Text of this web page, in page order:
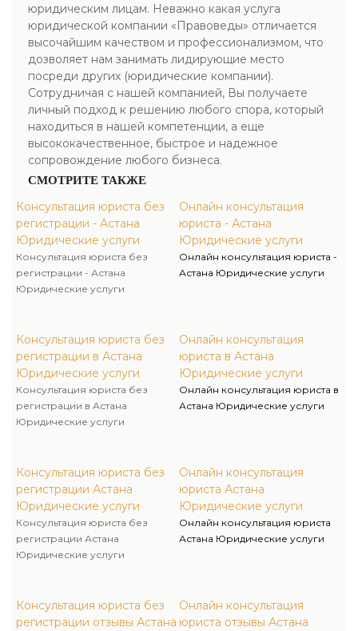
юридическим лицам. Неважно какая услуга
юридической компании «Правоведы» отличается
высочайшим качеством и профессионализмом, что
дозволяет нам занимать лидирующие место
посреди других (юридические компании).
Сотрудничая с нашей компанией, Вы получаете
личный подход к решению любого спора, который
находиться в нашей компетенции, а еще
высококачественное, быстрое и надежное
сопровождение любого бизнеса.
СМОТРИТЕ ТАКЖЕ
Консультация юриста без
регистрации - Астана
Юридические услуги
Консультация юриста без
регистрации - Астана
Юридические услуги
Консультация юриста без
регистрации в Астана
Юридические услуги
Консультация юриста без
регистрации в Астана
Юридические услуги
Консультация юриста без
регистрации Астана
Юридические услуги
Консультация юриста без
регистрации Астана
Юридические услуги
Консультация юриста без
регистрации отзывы Астана
Онлайн консультация
юриста - Астана
Юридические услуги
Онлайн консультация юриста -
Астана Юридические услуги
Онлайн консультация
юриста в Астана
Юридические услуги
Онлайн консультация юриста в
Астана Юридические услуги
Онлайн консультация
юриста Астана
Юридические услуги
Онлайн консультация юриста
Астана Юридические услуги
Онлайн консультация
юриста отзывы Астана